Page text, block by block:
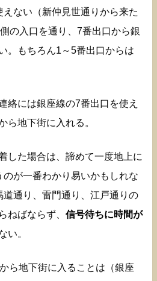
ない（新仲見世通りから来た
の入口を通り、7番出口から銀
。もちろん1～5番出口からは
絡には銀座線の7番出口を使え
ら地下街に入れる。
した場合は、諦めて一度地上に
が一番わかり易いかもしれな
通り、雷門通り、江戸通りの
ねばならず、 信号待ちに時間が
い。
ら地下街に入ることは（銀座